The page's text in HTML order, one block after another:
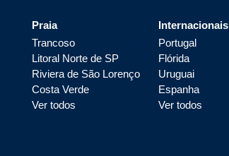
Praia
Trancoso
Litoral Norte de SP
Riviera de São Lorenço
Costa Verde
Ver todos
Internacionais
Portugal
Flórida
Uruguai
Espanha
Ver todos